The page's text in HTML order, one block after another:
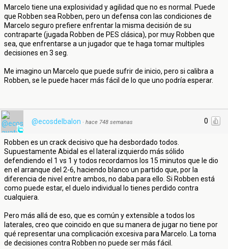
Marcelo tiene una explosividad y agilidad que no es normal. Puede
que Robben sea Robben, pero un defensa con las condiciones de
Marcelo seguro prefiere enfrentar la misma decisión de su
contraparte (jugada Robben de PES clásica), por muy Robben que
sea, que enfrentarse a un jugador que te haga tomar multiples
decisiones en 3 seg.
Me imagino un Marcelo que puede sufrir de inicio, pero si calibra a
Robben, se le puede hacer más fácil de lo que uno podría esperar.
0
@ecosdelbalon · hace 748 semanas
Robben es un crack decisivo que ha desbordado todos.
Supuestamente Abidal es el lateral izquierdo más sólido
defendiendo el 1 vs 1 y todos recordamos los 15 minutos que le dio
en el arranque del 2-6, haciendo blanco un partido que, por la
diferencia de nivel entre ambos, no daba para ello. Si Robben está
como puede estar, el duelo individual lo tienes perdido contra
cualquiera.
Pero más allá de eso, que es común y extensible a todos los
laterales, creo que coincido en que su manera de jugar no tiene por
qué representar una complicación excesiva para Marcelo. La toma
de decisiones contra Robben no puede ser más fácil.